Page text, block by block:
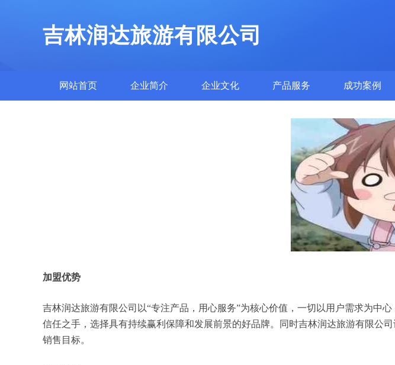
吉林润达旅游有限公司
网站首页 企业简介 企业文化 产品服务 成功案例
加盟优势
吉林润达旅游有限公司以“专注产品，用心服务”为核心价值，一切以用户需求为中
信任之手，选择具有持续赢利保障和发展前景的好品牌。同时吉林润达旅游有限公
销售目标。